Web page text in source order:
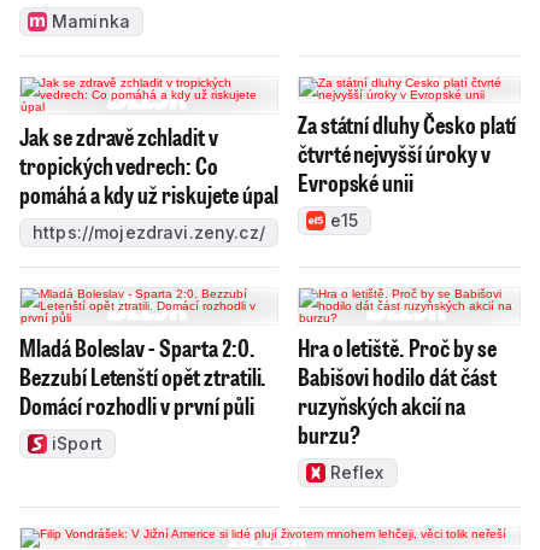
Maminka
Jak se zdravě zchladit v
tropických vedrech: Co
pomáhá a kdy už riskujete úpal
https://mojezdravi.zeny.cz/
Za státní dluhy Česko platí
čtvrté nejvyšší úroky v
Evropské unii
e15
Mladá Boleslav - Sparta 2:0.
Bezzubí Letenští opět ztratili.
Domácí rozhodli v první půli
iSport
Hra o letiště. Proč by se
Babišovi hodilo dát část
ruzyňských akcií na
burzu?
Reflex